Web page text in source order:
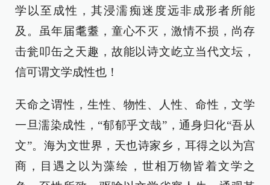
学以至成性，其浸濡痴迷度远非成形者所能
及。虽年届耄耋，童心不灭，激情不损，尚存
击瓮叩缶之天趣，故能以诗文屹立当代文坛，
信可谓文学成性也！
天命之谓性，生性、物性、人性、命性，文学
一旦濡染成性，“郁郁乎文哉”，通身归化“吾从
文”。海为文世界，天也诗家乡，耳得之以为宫
商，目遇之以为藻绘，世相万物皆着文学之